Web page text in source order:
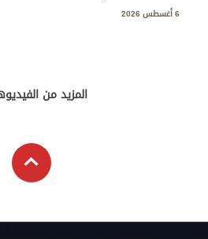
6 أغسطس 2026
المزيد من